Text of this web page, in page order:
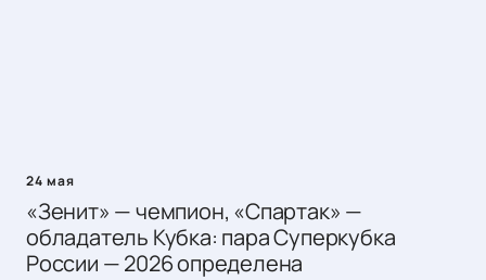
24 мая
«Зенит» — чемпион, «Спартак» —
обладатель Кубка: пара Суперкубка
России — 2026 определена